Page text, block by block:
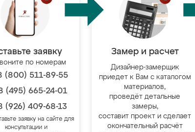
заявку
по номерам
(800) 511-89-55
(495) 665-24-01
(926) 409-68-13
заявку на сайте для
консультации и
Замер и расчет
Дизайнер-замерщик
приедет к Вам с каталогом
материалов,
проведёт детальные
замеры,
составит проект и сделает
окончательный расчёт